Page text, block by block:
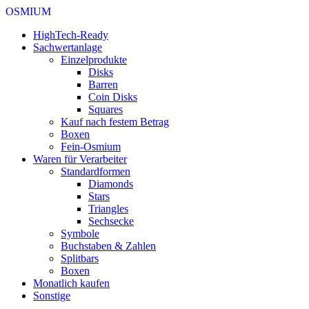
OSMIUM
HighTech-Ready
Sachwertanlage
Einzelprodukte
Disks
Barren
Coin Disks
Squares
Kauf nach festem Betrag
Boxen
Fein-Osmium
Waren für Verarbeiter
Standardformen
Diamonds
Stars
Triangles
Sechsecke
Symbole
Buchstaben & Zahlen
Splitbars
Boxen
Monatlich kaufen
Sonstige